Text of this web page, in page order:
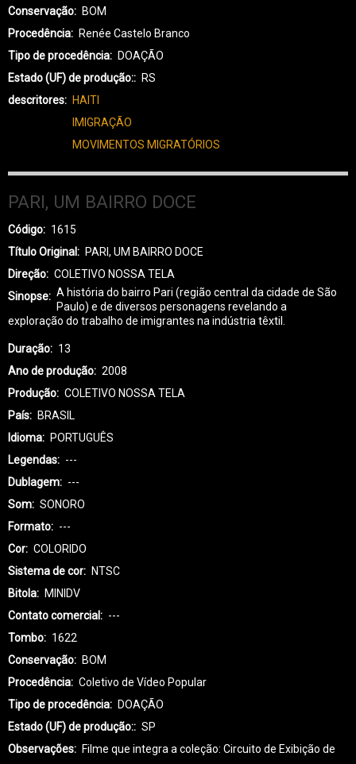
Conservação
BOM
Procedência
Renée Castelo Branco
Tipo de procedência
DOAÇÃO
Estado (UF) de produção:
RS
descritores
HAITI
IMIGRAÇÃO
MOVIMENTOS MIGRATÓRIOS
PARI, UM BAIRRO DOCE
Código
1615
Título Original
PARI, UM BAIRRO DOCE
Direção
COLETIVO NOSSA TELA
Sinopse
A história do bairro Pari (região central da cidade de São
Paulo) e de diversos personagens revelando a
exploração do trabalho de imigrantes na indústria têxtil.
Duração
13
Ano de produção
2008
Produção
COLETIVO NOSSA TELA
País
BRASIL
Idioma
PORTUGUÊS
Legendas
---
Dublagem
---
Som
SONORO
Formato
---
Cor
COLORIDO
Sistema de cor
NTSC
Bitola
MINIDV
Contato comercial
---
Tombo
1622
Conservação
BOM
Procedência
Coletivo de Vídeo Popular
Tipo de procedência
DOAÇÃO
Estado (UF) de produção:
SP
Observações
Filme que integra a coleção: Circuito de Exibição de